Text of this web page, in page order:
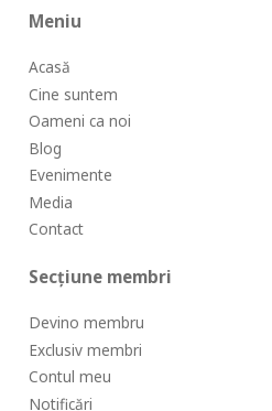
Meniu
Acasă
Cine suntem
Oameni ca noi
Blog
Evenimente
Media
Contact
Secțiune membri
Devino membru
Exclusiv membri
Contul meu
Notificări